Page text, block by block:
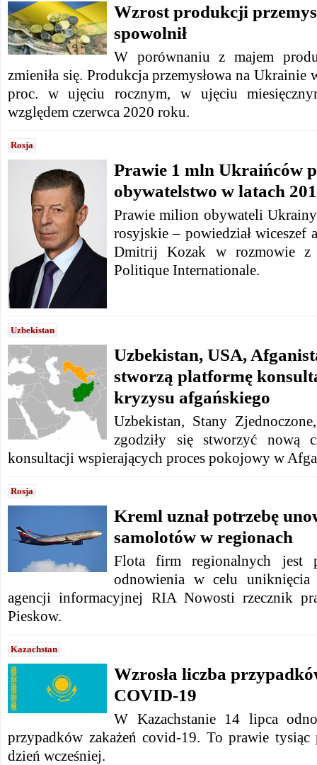
Wzrost produkcji
spowolnił
W porównaniu z majem
zmieniła się. Produkcja przemysłowa na Ukrainie
proc. w ujęciu rocznym, w ujęciu
względem czerwca 2020 roku.
Rosja
Prawie 1 mln Ukraińców
obywatelstwo w latach
Prawie milion obywateli
rosyjskie – powiedział wiceszef
Dmitrij Kozak w rozmowie z
Politique Internationale.
Uzbekistan
Uzbekistan, USA,
stworzą platformę
kryzysu afgańskiego
Uzbekistan, Stany
zgodziły się stworzyć nową
konsultacji wspierających proces pokojowy w
Rosja
Kreml uznał potrzebę
samolotów w regionach
Flota firm regionalnych jest
odnowienia w celu
agencji informacyjnej RIA Nowosti rzecznik
Pieskow.
Kazachstan
Wzrosła liczba
COVID-19
W Kazachstanie 14 lipca
przypadków zakażeń covid-19. To prawie tysiąc
dzień wcześniej.